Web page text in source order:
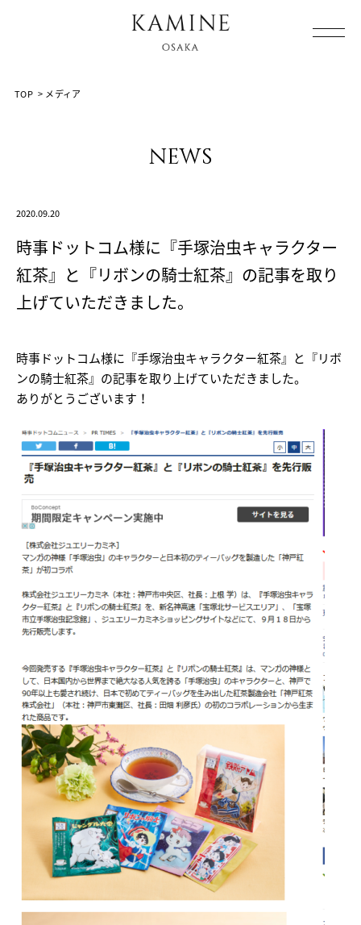
TOP > メディア
news
2020.09.20
時事ドットコム様に『手塚治虫キャラクター
紅茶』と『リボンの騎士紅茶』の記事を取り
上げていただきました。
時事ドットコム様に『手塚治虫キャラクター紅茶』と『リボ
ンの騎士紅茶』の記事を取り上げていただきました。
ありがとうございます！